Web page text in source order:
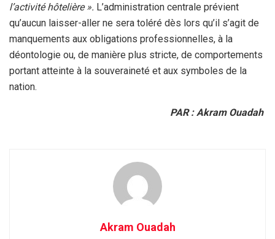
l’activité hôtelière ». L’administration centrale prévient
qu’aucun laisser-aller ne sera toléré dès lors qu’il s’agit de
manquements aux obligations professionnelles, à la
déontologie ou, de manière plus stricte, de comportements
portant atteinte à la souveraineté et aux symboles de la
nation.
PAR : Akram Ouadah
Akram Ouadah